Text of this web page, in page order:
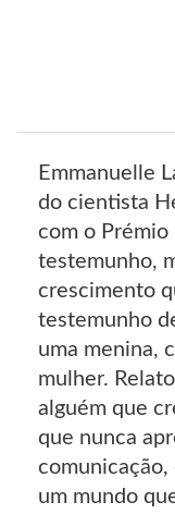
Emmanuelle
do cientista
com o
testemunho,
crescimento
testemunho
uma menina,
mulher.
alguém que
que nunca
comunicação,
um mundo